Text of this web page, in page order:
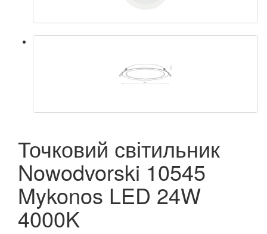
Точковий світильник
Nowodvorski 10545
Mykonos LED 24W
4000K